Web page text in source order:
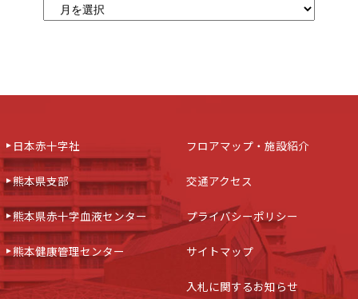
日本赤十字社
熊本県支部
熊本県赤十字血液センター
熊本健康管理センター
フロアマップ・施設紹介
交通アクセス
プライバシーポリシー
サイトマップ
入札に関するお知らせ